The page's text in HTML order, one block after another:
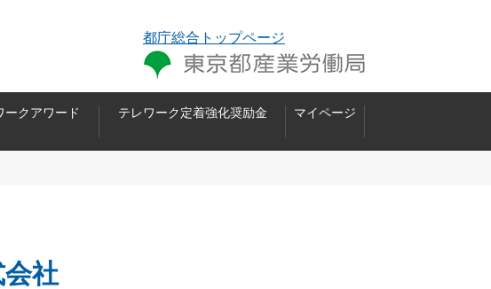
都庁総合トップページ
ークアワード テレワーク定着強化奨励金 マイページ
社